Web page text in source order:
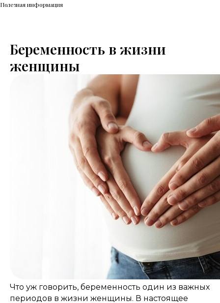
Полезная информация
Беременность в жизни
женщины
Что уж говорить, беременность один из важных
периодов в жизни женщины. В настоящее